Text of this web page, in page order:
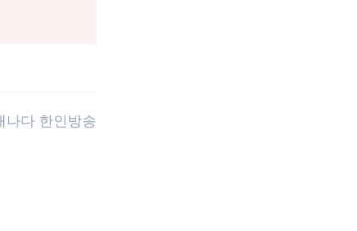
나다 한인방송